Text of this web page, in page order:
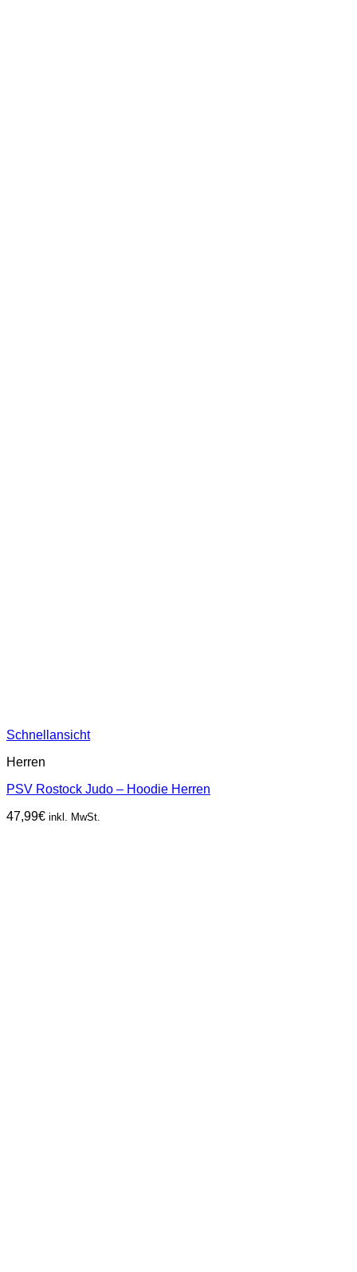
Schnellansicht
Herren
PSV Rostock Judo – Hoodie Herren
47,99€ inkl. MwSt.